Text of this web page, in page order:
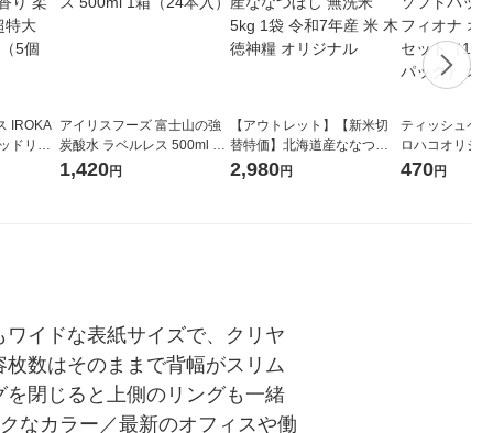
IROKA
ドリリ
替え 超
（5個
アイリスフーズ 富士山の強
炭酸水 ラベルレス 500ml 1
箱（24本入）
1,420円
【アウトレット】【新米切
替特価】北海道産ななつぼ
し 無洗米 5kg 1袋 令和7年産
米 木徳神糧 オリジナル
2,980円
ティッシュペ
ロハコオリジ
ックティッシ
470円
イドな表紙サイズで、クリヤ
数はそのままで背幅がスリム
閉じると上側のリングも一緒
なカラー／最新のオフィスや働